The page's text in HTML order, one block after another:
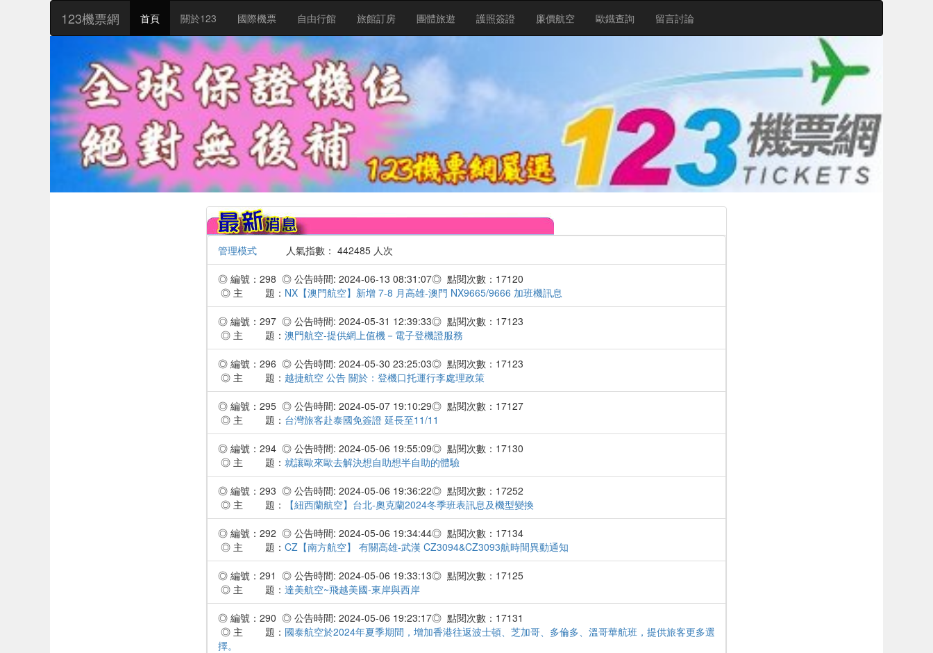
123機票網 首頁 關於123 國際機票 自由行館 旅館訂房 團體旅遊 護照簽證 廉價航空 歐鐵查詢 留言討論
管理模式 人氣指數： 442485 人次
◎ 編號：298 ◎ 公告時間: 2024-06-13 08:31:07◎ 點閱次數：17120
◎ 主 題： NX【澳門航空】新增 7-8 月高雄-澳門 NX9665/9666 加班機訊息
◎ 編號：297 ◎ 公告時間: 2024-05-31 12:39:33◎ 點閱次數：17123
◎ 主 題： 澳門航空-提供網上值機－電子登機證服務
◎ 編號：296 ◎ 公告時間: 2024-05-30 23:25:03◎ 點閱次數：17123
◎ 主 題： 越捷航空 公告 關於：登機口托運行李處理政策
◎ 編號：295 ◎ 公告時間: 2024-05-07 19:10:29◎ 點閱次數：17127
◎ 主 題： 台灣旅客赴泰國免簽證 延長至11/11
◎ 編號：294 ◎ 公告時間: 2024-05-06 19:55:09◎ 點閱次數：17130
◎ 主 題： 就讓歐來歐去解決想自助想半自助的體驗
◎ 編號：293 ◎ 公告時間: 2024-05-06 19:36:22◎ 點閱次數：17252
◎ 主 題：
【紐西蘭航空】台北-奧克蘭2024冬季班表訊息及機型變換
◎ 編號：292 ◎ 公告時間: 2024-05-06 19:34:44◎ 點閱次數：17134
◎ 主 題： CZ【南方航空】 有關高雄-武漢 CZ3094&CZ3093航時間異動通知
◎ 編號：291 ◎ 公告時間: 2024-05-06 19:33:13◎ 點閱次數：17125
◎ 主 題： 達美航空~飛越美國-東岸與西岸
◎ 編號：290 ◎ 公告時間: 2024-05-06 19:23:17◎ 點閱次數：17131
◎ 主 題： 國泰航空於2024年夏季期間，增加香港往返波士頓、芝加哥、多倫多、溫哥華航班，提供旅客更多選
擇。